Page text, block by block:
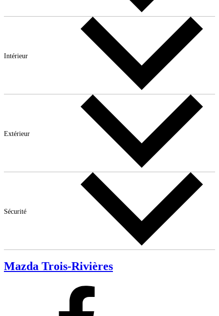
Intérieur
Extérieur
Sécurité
Mazda Trois-Rivières